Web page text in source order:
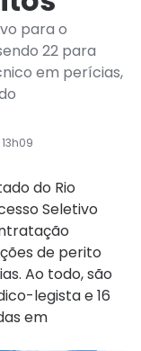
para o
22 para
em perícias,
do Rio
Seletivo
de perito
Ao todo, são
legista e 16
em